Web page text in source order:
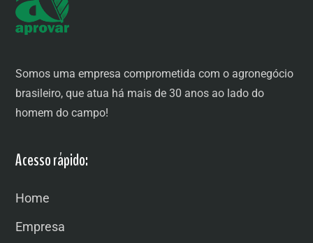
Somos uma empresa comprometida com o agronegócio
brasileiro, que atua há mais de 30 anos ao lado do
homem do campo!
Acesso rápido:
Home
Empresa